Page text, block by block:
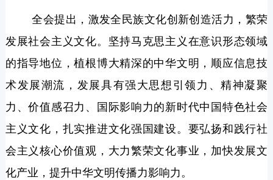
全会提出，激发全民族文化创新创造活力，繁荣
发展社会主义文化。坚持马克思主义在意识形态领域
的指导地位，植根博大精深的中华文明，顺应信息技
术发展潮流，发展具有强大思想引领力、精神凝聚
力、价值感召力、国际影响力的新时代中国特色社会
主义文化，扎实推进文化强国建设。要弘扬和践行社
会主义核心价值观，大力繁荣文化事业，加快发展文
化产业，提升中华文明传播力影响力。